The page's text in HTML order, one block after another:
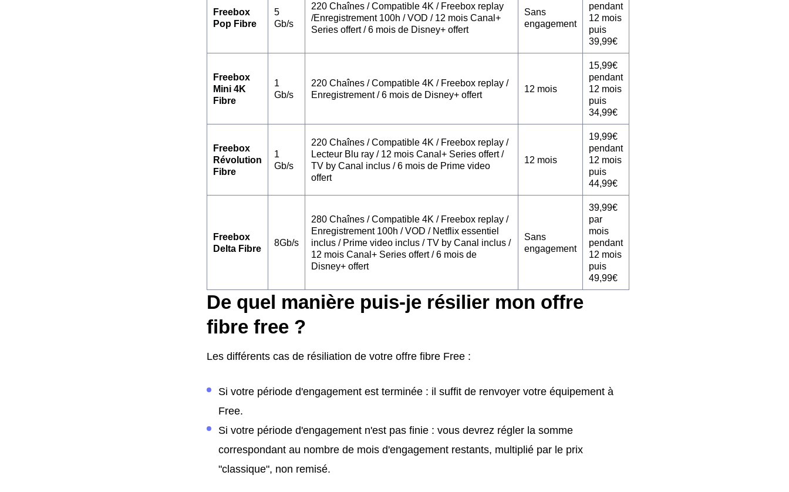
Freebox
Pop Fibre
5
Gb/s
220 Chaînes / Compatible 4K / Freebox replay
/Enregistrement 100h / VOD / 12 mois Canal+
Series offert / 6 mois de Disney+ offert
Sans
engagement
pendant
12 mois
puis
39,99€
Freebox
Mini 4K
Fibre
1
Gb/s
220 Chaînes / Compatible 4K / Freebox replay /
Enregistrement / 6 mois de Disney+ offert
12 mois
15,99€
pendant
12 mois
puis
34,99€
Freebox
Révolution
Fibre
1
Gb/s
220 Chaînes / Compatible 4K / Freebox replay /
Lecteur Blu ray / 12 mois Canal+ Series offert /
TV by Canal inclus / 6 mois de Prime video
offert
12 mois
19,99€
pendant
12 mois
puis
44,99€
Freebox
Delta Fibre
8Gb/s
280 Chaînes / Compatible 4K / Freebox replay /
Enregistrement 100h / VOD / Netflix essentiel
inclus / Prime video inclus / TV by Canal inclus /
12 mois Canal+ Series offert / 6 mois de
Disney+ offert
Sans
engagement
39,99€
par
mois
pendant
12 mois
puis
49,99€
De quel manière puis-je résilier mon offre
fibre free ?
Les différents cas de résiliation de votre offre fibre Free :
Si votre période d'engagement est terminée : il suffit de renvoyer votre équipement à
Free.
Si votre période d'engagement n'est pas finie : vous devrez régler la somme
correspondant au nombre de mois d'engagement restants, multiplié par le prix
"classique", non remisé.